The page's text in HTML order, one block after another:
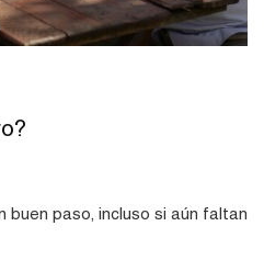
buen paso, incluso si aún faltan